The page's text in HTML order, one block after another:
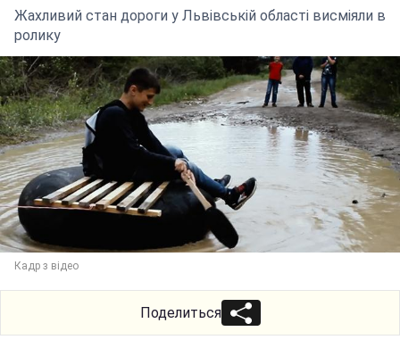
Жахливий стан дороги у Львівській області висміяли в
ролику
Кадр з відео
Поделиться